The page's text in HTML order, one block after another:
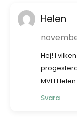
Helen
Hej! I
MVH Helen
Svara